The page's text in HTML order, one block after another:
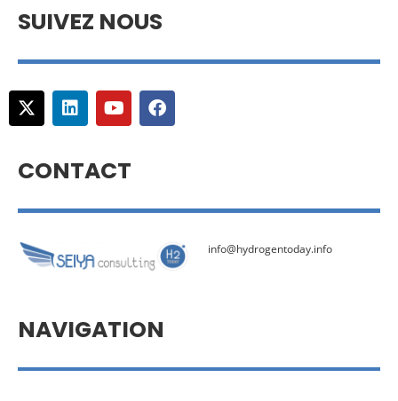
SUIVEZ NOUS
CONTACT
info@hydrogentoday.info
NAVIGATION